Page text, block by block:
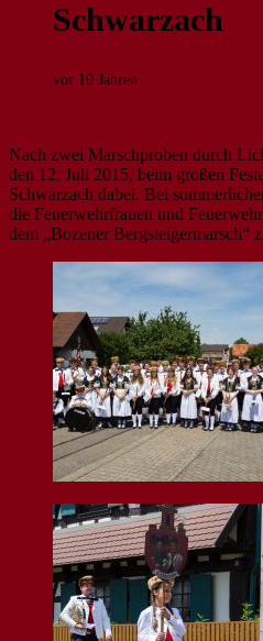
Schwarzach
vor 10 Jahren
Nach zwei Marschproben durch
den 12. Juli 2015, beim großen
Schwarzach dabei. Bei
die Feuerwehrfrauen und
dem „Bozener Bergsteigermarsch“